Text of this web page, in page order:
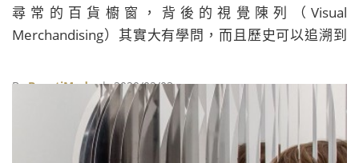
尋常的百貨櫥窗，背後的視覺陳列（Visual
Merchandising）其實大有學問，而且歷史可以追溯到
ByBeautiMode| 2020/02/03